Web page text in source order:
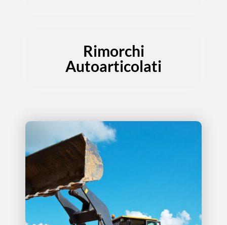
Rimorchi
Autoarticolati